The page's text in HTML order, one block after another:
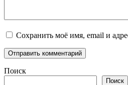
Сохранить моё имя, email и
Поиск
Поиск